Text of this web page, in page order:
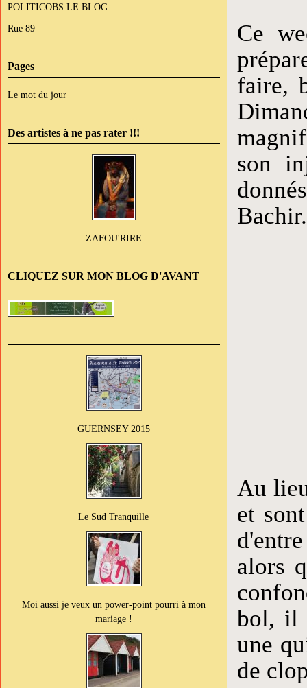
POLITICOBS LE BLOG
Rue 89
Pages
Le mot du jour
Des artistes à ne pas rater !!!
ZAFOU'RIRE
CLIQUEZ SUR MON BLOG D'AVANT
GUERNSEY 2015
Le Sud Tranquille
Moi aussi je veux un power-point pourri à mon
mariage !
Ce
faire,
son
Au
et
alors
bol, il
une
de